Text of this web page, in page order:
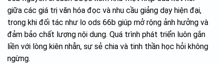
giữa các giá trị văn hóa đọc và nhu cầu giảng dạy hiện đại,
trong khi đối tác như lo ods 66b giúp mở rộng ảnh hưởng và
đảm bảo chất lượng nội dung. Quá trình phát triển luôn gắn
liền với lòng kiên nhẫn, sự sẻ chia và tinh thần học hỏi không
ngừng.